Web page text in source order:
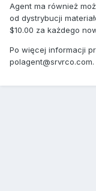
Agent ma również
od dystrybucji
$10.00 za każdego
Po więcej informacji
polagent@srvrco.com.